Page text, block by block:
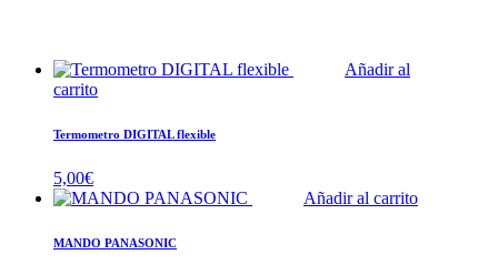
Añadir al
carrito
Termometro DIGITAL flexible
5,00€
Añadir al carrito
MANDO PANASONIC